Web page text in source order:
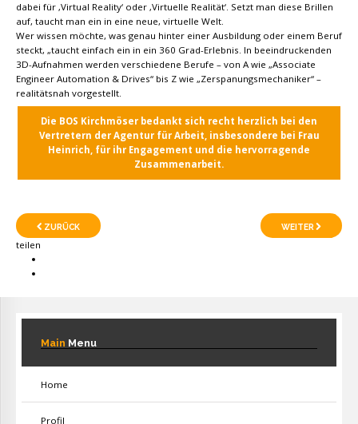
dabei für ‚Virtual Reality‘ oder ‚Virtuelle Realität‘. Setzt man diese Brillen
auf, taucht man ein in eine neue, virtuelle Welt.
Wer wissen möchte, was genau hinter einer Ausbildung oder einem Beruf
steckt, „taucht einfach ein in ein 360 Grad-Erlebnis. In beeindruckenden
3D-Aufnahmen werden verschiedene Berufe – von A wie „Associate
Engineer Automation & Drives“ bis Z wie „Zerspanungsmechaniker“ –
realitätsnah vorgestellt.
Die BOS Kirchmöser bedankt sich recht herzlich bei den
Vertretern der Agentur für Arbeit, insbesondere bei Frau
Heinrich, für ihr Engagement und die hervorragende
Zusammenarbeit.
ZURÜCK WEITER
teilen
Main Menu
Home
Profil